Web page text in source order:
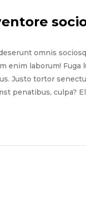
omnis
enim laborum! Fuga
Justo tortor
penatibus, culpa?